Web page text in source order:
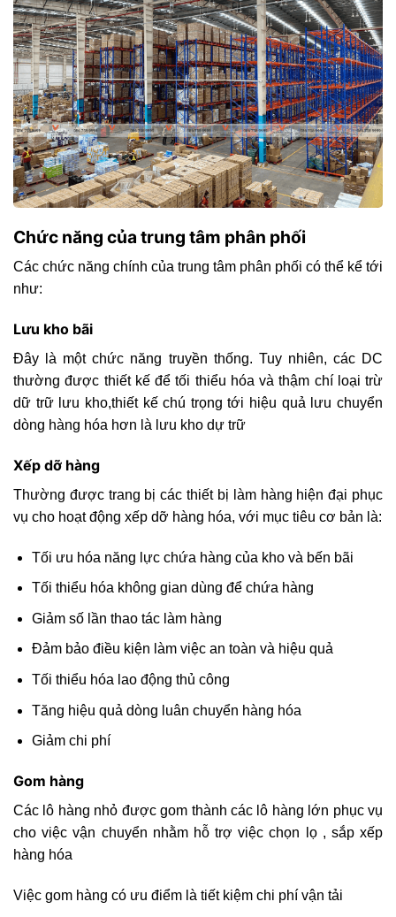
Chức năng của trung tâm phân phối
Các chức năng chính của trung tâm phân phối có thể kể tới
như:
Lưu kho bãi
Đây là một chức năng truyền thống. Tuy nhiên, các DC
thường được thiết kế để tối thiểu hóa và thậm chí loại trừ
dữ trữ lưu kho,thiết kế chú trọng tới hiệu quả lưu chuyển
dòng hàng hóa hơn là lưu kho dự trữ
Xếp dỡ hàng
Thường được trang bị các thiết bị làm hàng hiện đại phục
vụ cho hoạt động xếp dỡ hàng hóa, với mục tiêu cơ bản là:
Tối ưu hóa năng lực chứa hàng của kho và bến bãi
Tối thiểu hóa không gian dùng để chứa hàng
Giảm số lần thao tác làm hàng
Đảm bảo điều kiện làm việc an toàn và hiệu quả
Tối thiểu hóa lao động thủ công
Tăng hiệu quả dòng luân chuyển hàng hóa
Giảm chi phí
Gom hàng
Các lô hàng nhỏ được gom thành các lô hàng lớn phục vụ
cho việc vận chuyển nhằm hỗ trợ việc chọn lọ , sắp xếp
hàng hóa
Việc gom hàng có ưu điểm là tiết kiệm chi phí vận tải